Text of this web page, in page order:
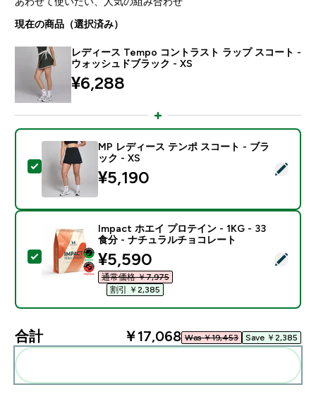
現在の商品（選択済み）
レディース Tempo コントラスト ラップ スコート -
ウォッシュドブラック - XS
¥6,288‎
この商品を選択 - MP レディース テンポ スコート -
MP レディース テンポ スコート - ブラ
ック - XS
¥5,190‎
この商品を選択 - Impact ホエイ プロテイン - 1KG -
Impact ホエイ プロテイン - 1KG - 33
食分 - ナチュラルチョコレート
discounted price
¥5,590‎
通常価格 ￥7,975‎
割引 ￥2,385‎
合計 ￥17,068‎ Was ￥19,453‎ Save ￥2,385‎